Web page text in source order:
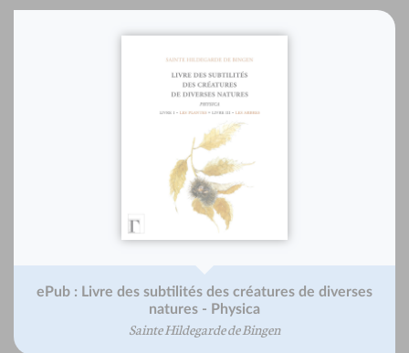
ePub : Livre des subtilités des créatures de diverses
natures - Physica
Sainte Hildegarde de Bingen